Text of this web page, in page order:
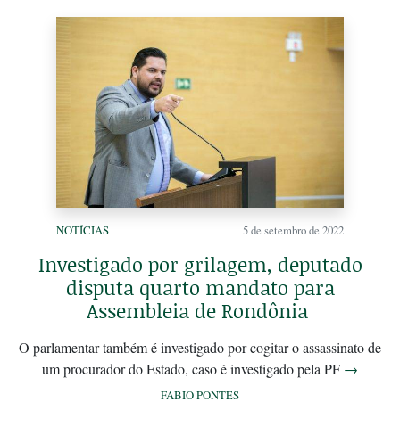
NOTÍCIAS 5 de setembro de 2022
Investigado por grilagem, deputado
disputa quarto mandato para
Assembleia de Rondônia
O parlamentar também é investigado por cogitar o assassinato de
um procurador do Estado, caso é investigado pela PF →
FABIO PONTES